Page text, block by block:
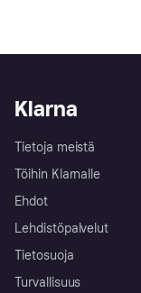
Klarna
Tietoja meistä
Töihin Klarnalle
Ehdot
Lehdistöpalvelut
Tietosuoja
Turvallisuus